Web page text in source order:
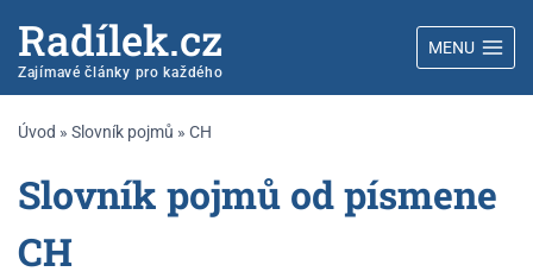
Radílek.cz
Zajímavé články pro každého
MENU
Úvod » Slovník pojmů » CH
Slovník pojmů od písmene
CH